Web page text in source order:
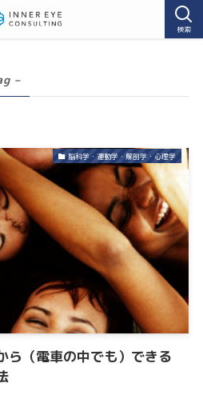
検索
–
脳科学・運動学・解剖学・心理学
ら（電車の中でも）できる